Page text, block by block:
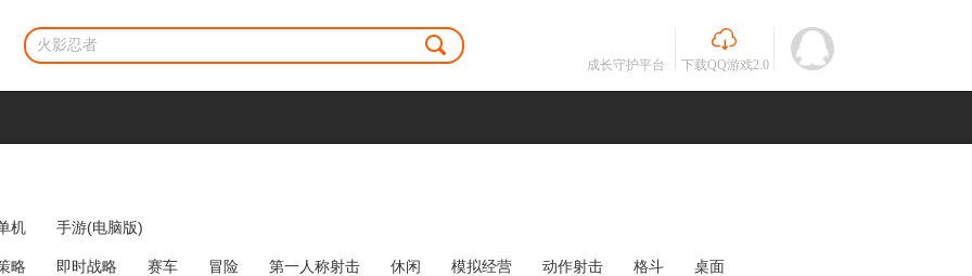
成长守护平台 下载QQ游戏2.0
机 手游(电脑版)
略 即时战略 赛车 冒险 第一人称射击 休闲 模拟经营 动作射击 格斗
桌面